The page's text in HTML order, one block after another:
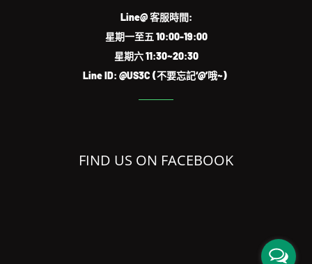
Line@ 客服時間:
星期一至五 10:00-19:00
星期六 11:30~20:30
Line ID: @US3C (不要忘記‘@’哦~)
FIND US ON FACEBOOK